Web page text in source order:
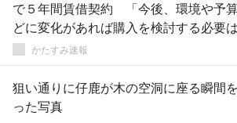
で５年間賃借契約 「今後、環境や予
どに変化があれば購入を検討する必要
る」かたすみ速報
狙い通りに仔鹿が木の空洞に座る瞬間
った写真